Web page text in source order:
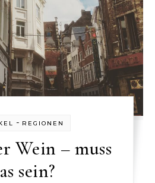
- REGIONEN
Wein – muss
sein?